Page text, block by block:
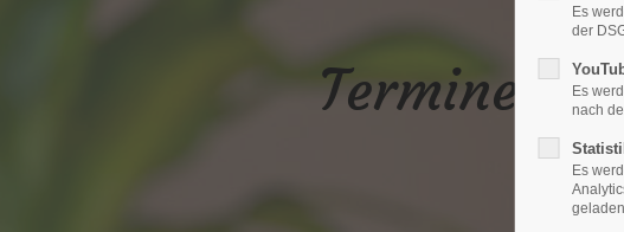
Termine,
Es
der
Es
nach
Es